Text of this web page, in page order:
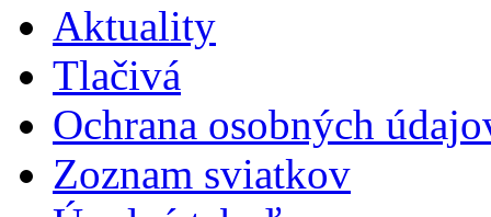
Aktuality
Tlačivá
Ochrana osobných
Zoznam sviatkov